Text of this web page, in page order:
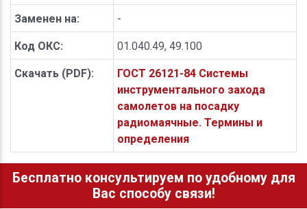
Заменен на: -
Код ОКС: 01.040.49, 49.100
Скачать (PDF):
ГОСТ 26121-84 Системы
инструментального захода
самолетов на посадку
радиомаячные. Термины и
определения
Бесплатно консультируем по удобному для
Вас способу связи!